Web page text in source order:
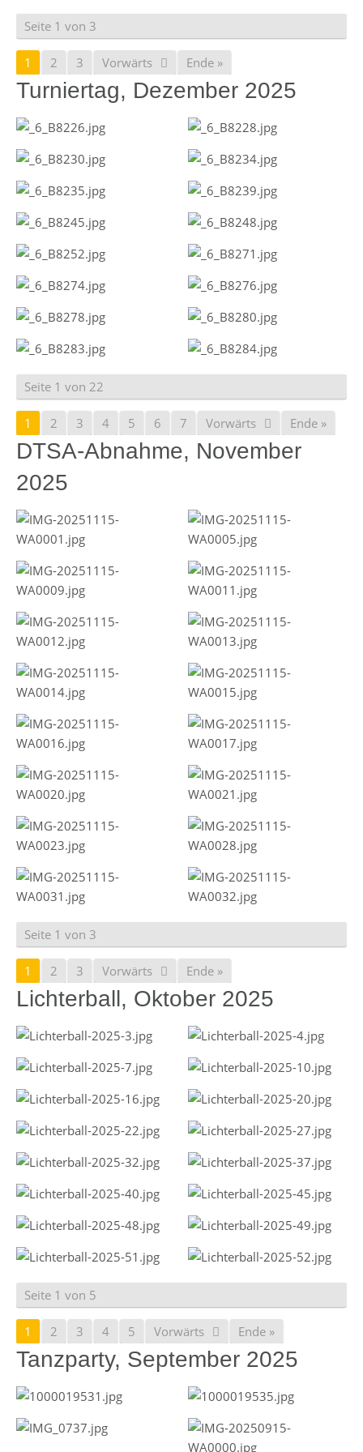
Seite 1 von 3
1 2 3 Vorwärts Ende »
Turniertag, Dezember 2025
Seite 1 von 22
1 2 3 4 5 6 7 Vorwärts Ende »
DTSA-Abnahme, November
2025
Seite 1 von 3
1 2 3 Vorwärts Ende »
Lichterball, Oktober 2025
Seite 1 von 5
1 2 3 4 5 Vorwärts Ende »
Tanzparty, September 2025